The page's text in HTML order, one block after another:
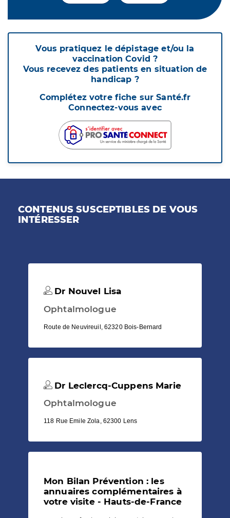
Vous pratiquez le dépistage et/ou la
vaccination Covid ?
Vous recevez des patients en situation de
handicap ?
Complétez votre fiche sur Santé.fr
Connectez-vous avec
CONTENUS SUSCEPTIBLES DE VOUS
INTÉRESSER
Dr Nouvel Lisa
Ophtalmologue
Route de Neuvireuil, 62320 Bois-Bernard
Dr Leclercq-Cuppens Marie
Ophtalmologue
118 Rue Emile Zola, 62300 Lens
Mon Bilan Prévention : les
annuaires complémentaires à
votre visite - Hauts-de-France